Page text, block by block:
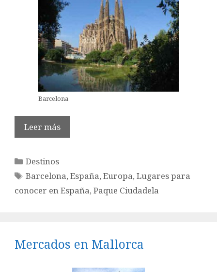
Barcelona
Leer más
Categorías
Destinos
Etiquetas
Barcelona,España,Europa,Lugares para
conocer en España, Paque Ciudadela
Mercados en Mallorca